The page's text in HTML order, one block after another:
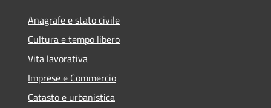
Anagrafe e stato civile
Cultura e tempo libero
Vita lavorativa
Imprese e Commercio
Catasto e urbanistica